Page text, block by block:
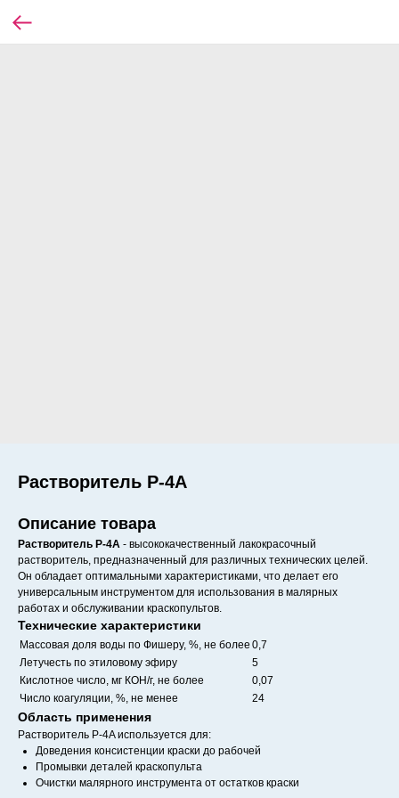
Растворитель Р-4A
Описание товара
Растворитель Р-4A - высококачественный лакокрасочный
растворитель, предназначенный для различных технических целей.
Он обладает оптимальными характеристиками, что делает его
универсальным инструментом для использования в малярных
работах и обслуживании краскопультов.
Технические характеристики
Массовая доля воды по Фишеру, %, не более 0,7
Летучесть по этиловому эфиру
5
Кислотное число, мг КОН/г, не более
0,07
Число коагуляции, %, не менее
24
Область применения
Растворитель Р-4A используется для:
Доведения консистенции краски до рабочей
Промывки деталей краскопульта
Очистки малярного инструмента от остатков краски